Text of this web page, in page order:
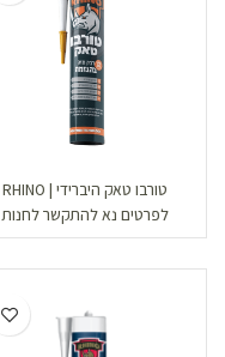
טורבו טאק היברידי | RHINO
לפרטים נא להתקשר לחנות